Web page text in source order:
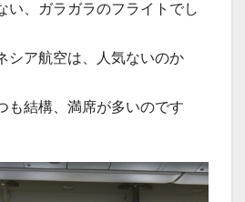
い、ガラガラのフライトでし
シア航空は、人気ないのか
も結構、満席が多いのです